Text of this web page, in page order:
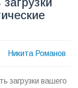
Никита Романов
загрузки вашего